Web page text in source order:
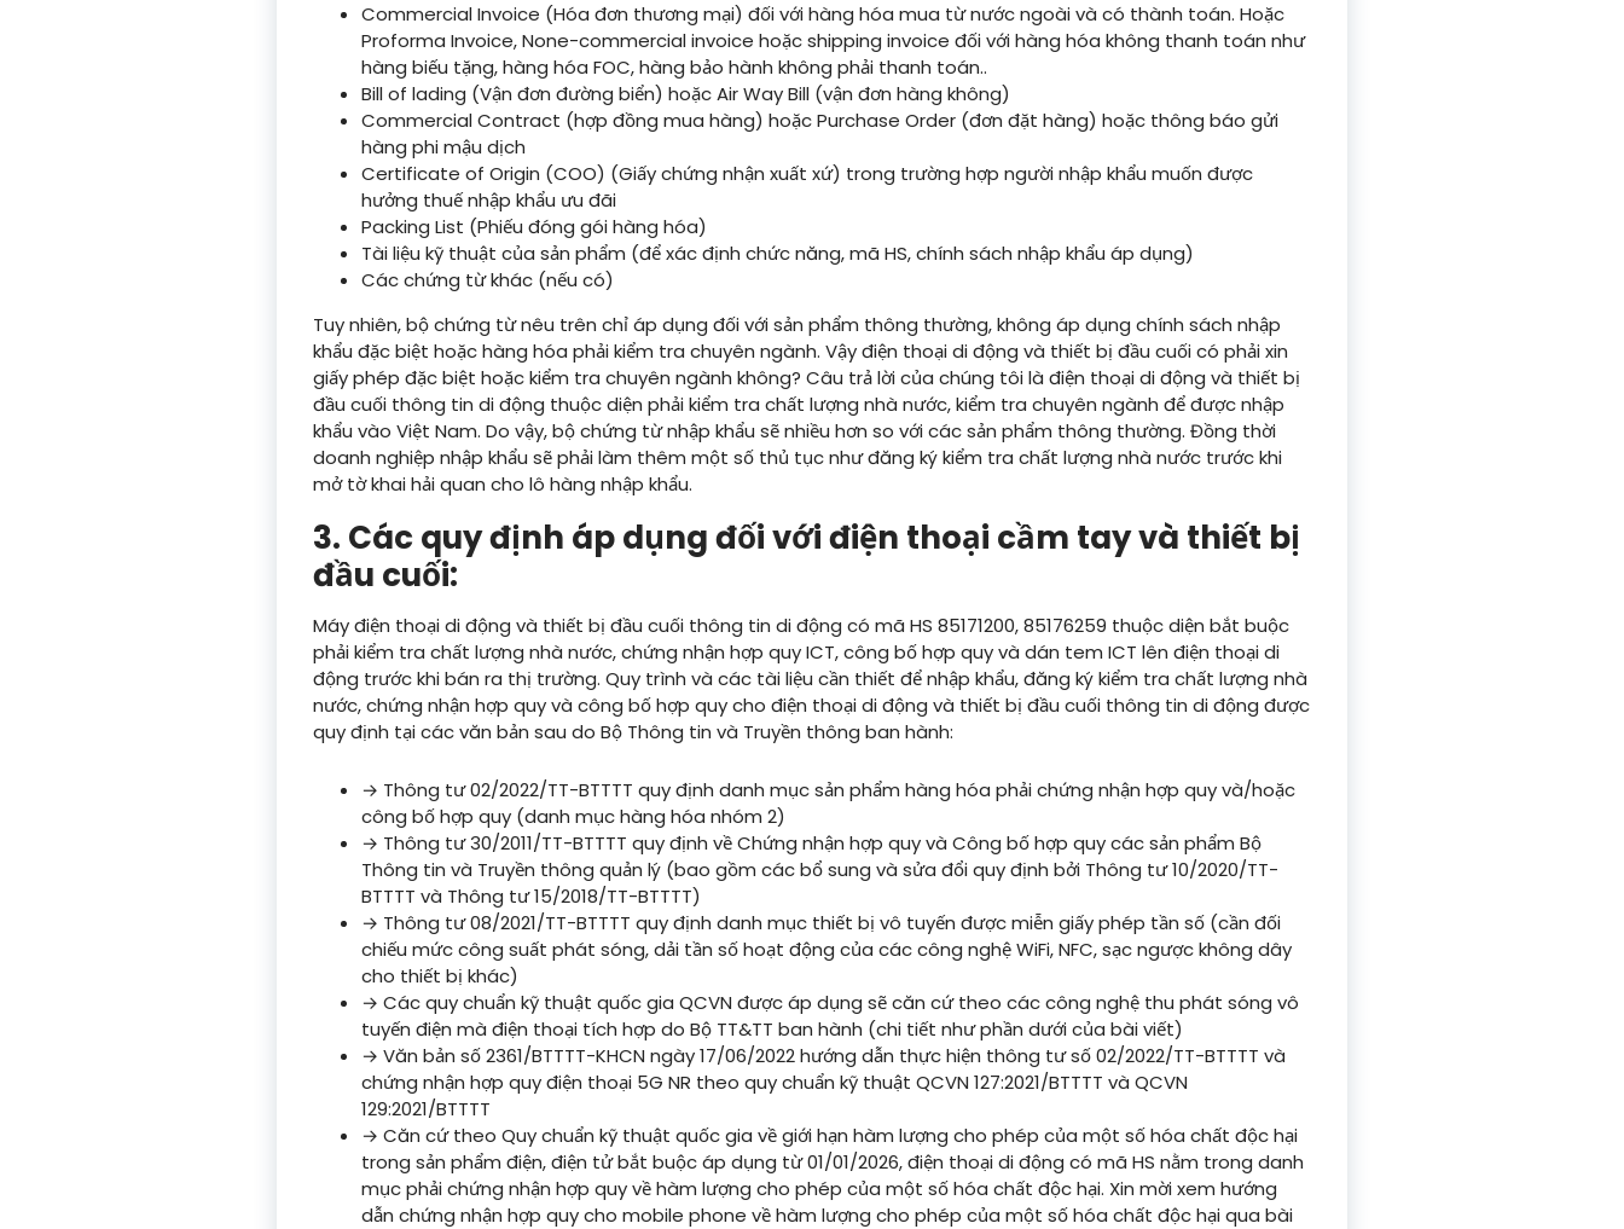
Commercial Invoice (Hóa đơn thương mại) đối với hàng hóa mua từ nước ngoài và có thành toán. Hoặc
Proforma Invoice, None-commercial invoice hoặc shipping invoice đối với hàng hóa không thanh toán như
hàng biếu tặng, hàng hóa FOC, hàng bảo hành không phải thanh toán..
Bill of lading (Vận đơn đường biển) hoặc Air Way Bill (vận đơn hàng không)
Commercial Contract (hợp đồng mua hàng) hoặc Purchase Order (đơn đặt hàng) hoặc thông báo gửi
hàng phi mậu dịch
Certificate of Origin (COO) (Giấy chứng nhận xuất xứ) trong trường hợp người nhập khẩu muốn được
hưởng thuế nhập khẩu ưu đãi
Packing List (Phiếu đóng gói hàng hóa)
Tài liệu kỹ thuật của sản phẩm (để xác định chức năng, mã HS, chính sách nhập khẩu áp dụng)
Các chứng từ khác (nếu có)
Tuy nhiên, bộ chứng từ nêu trên chỉ áp dụng đối với sản phẩm thông thường, không áp dụng chính sách nhập
khẩu đặc biệt hoặc hàng hóa phải kiểm tra chuyên ngành. Vậy điện thoại di động và thiết bị đầu cuối có phải xin
giấy phép đặc biệt hoặc kiểm tra chuyên ngành không? Câu trả lời của chúng tôi là điện thoại di động và thiết bị
đầu cuối thông tin di động thuộc diện phải kiểm tra chất lượng nhà nước, kiểm tra chuyên ngành để được nhập
khẩu vào Việt Nam. Do vậy, bộ chứng từ nhập khẩu sẽ nhiều hơn so với các sản phẩm thông thường. Đồng thời
doanh nghiệp nhập khẩu sẽ phải làm thêm một số thủ tục như đăng ký kiểm tra chất lượng nhà nước trước khi
mở tờ khai hải quan cho lô hàng nhập khẩu.
3. Các quy định áp dụng đối vớiđiện thoại cầm tay và thiết bị
đầu cuối:
Máy điện thoại di động và thiết bị đầu cuối thông tin di động có mã HS 85171200, 85176259 thuộc diện bắt buộc
phải kiểm tra chất lượng nhà nước, chứng nhận hợp quy ICT, công bố hợp quy và dán tem ICT lên điện thoại di
động trước khi bán ra thị trường. Quy trình và các tài liệu cần thiết để nhập khẩu, đăng ký kiểm tra chất lượng nhà
nước, chứng nhận hợp quy và công bố hợp quy cho điện thoại di động và thiết bị đầu cuối thông tin di động được
quy định tại các văn bản sau do Bộ Thông tin và Truyền thông ban hành:
→ Thông tư 02/2022/TT-BTTTT quy định danh mục sản phẩm hàng hóa phải chứng nhận hợp quy và/hoặc
công bố hợp quy (danh mục hàng hóa nhóm 2)
→ Thông tư 30/2011/TT-BTTTT quy định về Chứng nhận hợp quy và Công bố hợp quy các sản phẩm Bộ
Thông tin và Truyền thông quản lý (bao gồm các bổ sung và sửa đổi quy định bởi Thông tư 10/2020/TT-
BTTTT và Thông tư 15/2018/TT-BTTTT)
→ Thông tư 08/2021/TT-BTTTT quy định danh mục thiết bị vô tuyến được miễn giấy phép tần số (cần đối
chiếu mức công suất phát sóng, dải tần số hoạt động của các công nghệ WiFi, NFC, sạc ngược không dây
cho thiết bị khác)
→ Các quy chuẩn kỹ thuật quốc gia QCVN được áp dụng sẽ căn cứ theo các công nghệ thu phát sóng vô
tuyến điện mà điện thoại tích hợp do Bộ TT&TT ban hành (chi tiết như phần dưới của bài viết)
→ Văn bản số 2361/BTTTT-KHCN ngày 17/06/2022 hướng dẫn thực hiện thông tư số 02/2022/TT-BTTTT và
chứng nhận hợp quy điện thoại 5G NR theo quy chuẩn kỹ thuật QCVN 127:2021/BTTTT và QCVN
129:2021/BTTTT
→ Căn cứ theo Quy chuẩn kỹ thuật quốc gia về giới hạn hàm lượng cho phép của một số hóa chất độc hại
trong sản phẩm điện, điện tử bắt buộc áp dụng từ 01/01/2026, điện thoại di động có mã HS nằm trong danh
mục phải chứng nhận hợp quy về hàm lượng cho phép của một số hóa chất độc hại. Xin mời xem hướng
dẫn chứng nhận hợp quy cho mobile phone về hàm lượng cho phép của một số hóa chất độc hại qua bài